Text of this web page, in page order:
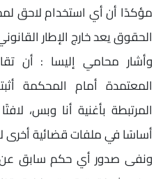
مؤكدًا أن أي استخدام لاحق
الحقوق يعد خارج الإطار
وأشار محامي إليسا : أن
المعتمدة أمام المحكمة
المرتبطة بأغنية أنا وبس،
أساسًا في ملفات قضائية أخرى
ونفى صدور أي حكم سابق